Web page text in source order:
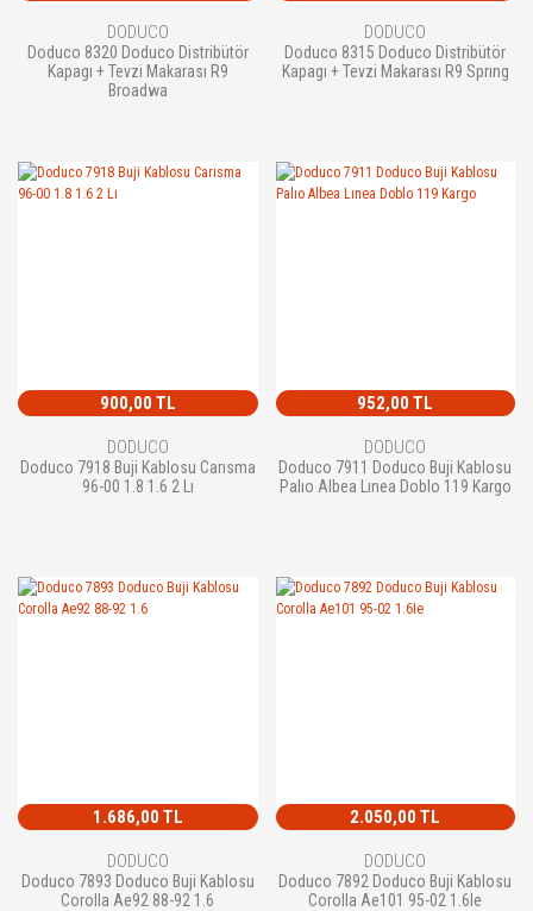
DODUCO
Doduco 8320 Doduco Distribütör
Kapagı + Tevzi Makarası R9
Broadwa
DODUCO
Doduco 8315 Doduco Distribütör
Kapagı + Tevzi Makarası R9 Sprıng
900,00 TL
DODUCO
Doduco 7918 Buji Kablosu Carısma
96-00 1.8 1.6 2 Lı
952,00 TL
DODUCO
Doduco 7911 Doduco Buji Kablosu
Palıo Albea Lınea Doblo 119 Kargo
1.686,00 TL
DODUCO
Doduco 7893 Doduco Buji Kablosu
Corolla Ae92 88-92 1.6
2.050,00 TL
DODUCO
Doduco 7892 Doduco Buji Kablosu
Corolla Ae101 95-02 1.6Ie